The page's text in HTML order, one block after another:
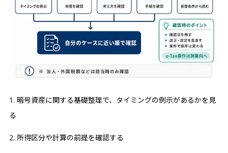
1. 暗号資産に関する基礎整理で、タイミングの例示があるかを見
る
2. 所得区分や計算の前提を確認する